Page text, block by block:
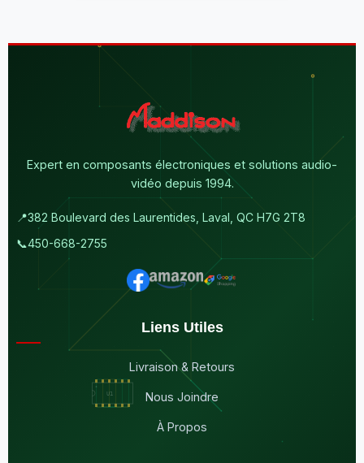
Expert en composants électroniques et solutions audio-
vidéo depuis 1994.
📍382 Boulevard des Laurentides, Laval, QC H7G 2T8
📞450-668-2755
Liens Utiles
Livraison & Retours
Nous Joindre
À Propos